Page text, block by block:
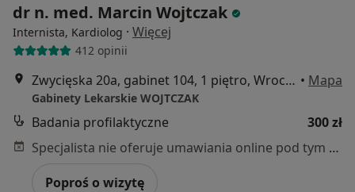
dr n. med. Marcin Wojtczak
Internista, Kardiolog · Więcej
412 opinii
Zwycięska 20a, gabinet 104, 1 piętro, Wrocław • Mapa
Gabinety Lekarskie WOJTCZAK
Badania profilaktyczne
300 zł
Specjalista nie oferuje umawiania online pod tym adresem.
Poproś o wizytę